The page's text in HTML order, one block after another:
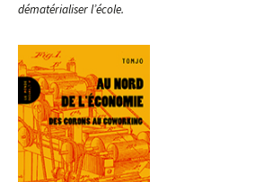
dématérialiser l’école.